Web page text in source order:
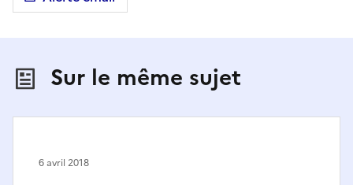
Sur le même sujet
6 avril 2018